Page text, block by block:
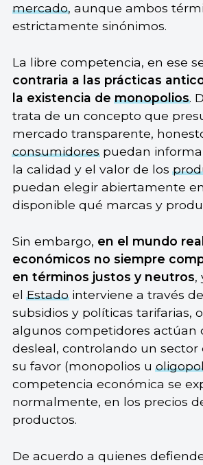
mercado, aunque ambos
estrictamente sinónimos.
La libre competencia, en ese
contraria a las prácticas
la existencia demonopolios.
trata de un concepto que
mercado transparente,
consumidorespuedan
la calidad y el valor de los
puedan elegir abiertamente
disponible qué marcas y
Sin embargo, en el mundo
económicos no siempre
en términos justos y neutros,
elEstadointerviene a través
subsidios y políticas tarifarias,
algunos competidores actúan
desleal, controlando un sector
su favor (monopolios u
competencia económica se
normalmente, en los precios
productos.
De acuerdo a quienes